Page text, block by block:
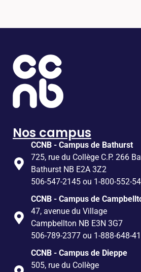
Nos campus
CCNB - Campus de Bathurst
725, rue du Collège C.P. 266
Bathurst NB E2A 3Z2
506-547-2145 ou 1-800-552-
CCNB - Campus de
47, avenue du Village
Campbellton NB E3N 3G7
506-789-2377 ou 1-888-648-
CCNB - Campus de Dieppe
505, rue du Collège